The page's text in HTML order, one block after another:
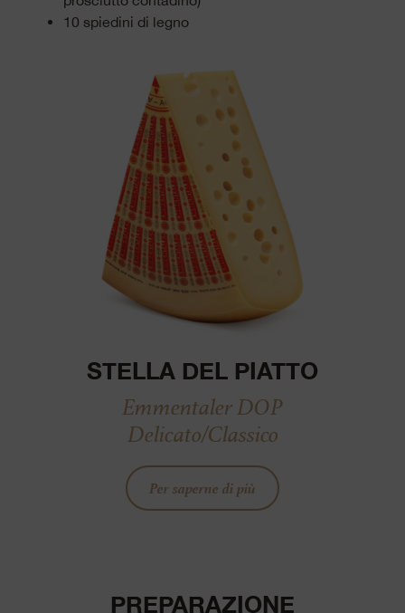
10 spiedini di legno
STELLA DEL PIATTO
Emmentaler DOP
Delicato/Classico
Per saperne di più
PREPARAZIONE